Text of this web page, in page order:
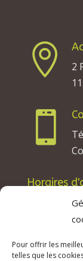
Pour offrir les
telles que les

2

Horaires
Les lundis,
13h30 à
Les